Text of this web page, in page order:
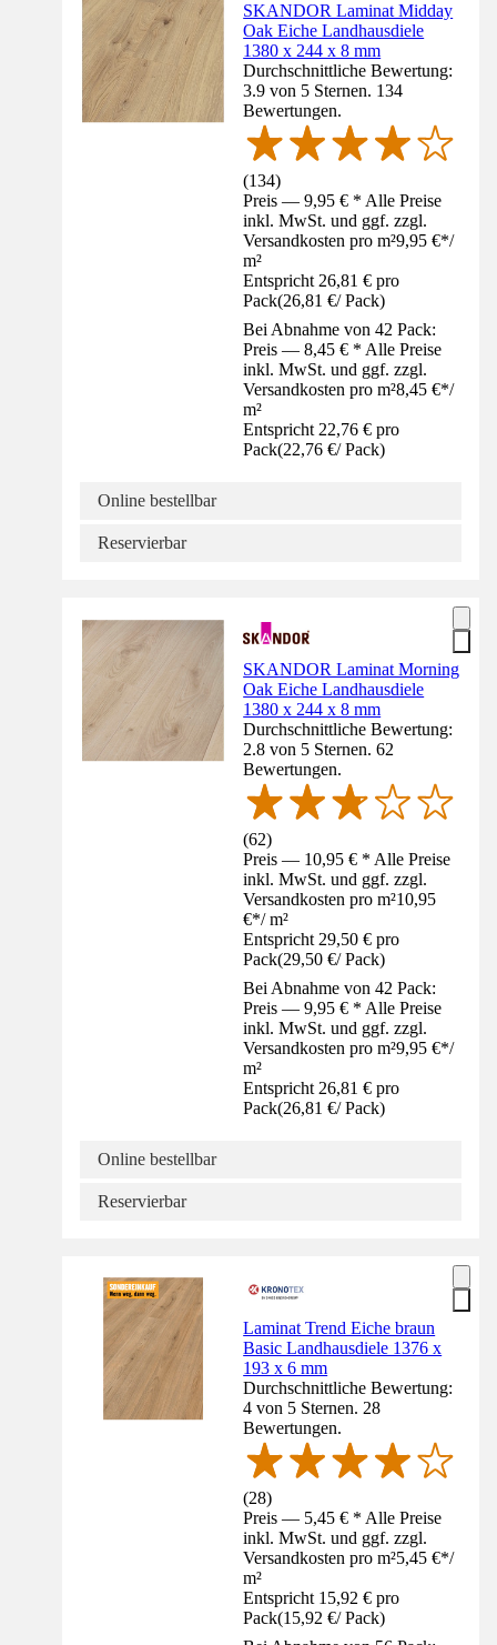
SKANDOR Laminat Midday
Oak Eiche Landhausdiele
1380 x 244 x 8 mm
Durchschnittliche Bewertung:
3.9 von 5 Sternen. 134
Bewertungen.
(134)
Preis — 9,95 € * Alle Preise
inkl. MwSt. und ggf. zzgl.
Versandkosten pro m²9,95 €*/
m²
Entspricht 26,81 € pro
Pack(26,81 €/ Pack)
Bei Abnahme von 42 Pack:
Preis — 8,45 € * Alle Preise
inkl. MwSt. und ggf. zzgl.
Versandkosten pro m²8,45 €*/
m²
Entspricht 22,76 € pro
Pack(22,76 €/ Pack)
Online bestellbar
Reservierbar
SKANDOR Laminat Morning
Oak Eiche Landhausdiele
1380 x 244 x 8 mm
Durchschnittliche Bewertung:
2.8 von 5 Sternen. 62
Bewertungen.
(62)
Preis — 10,95 € * Alle Preise
inkl. MwSt. und ggf. zzgl.
Versandkosten pro m²10,95
€*/ m²
Entspricht 29,50 € pro
Pack(29,50 €/ Pack)
Bei Abnahme von 42 Pack:
Preis — 9,95 € * Alle Preise
inkl. MwSt. und ggf. zzgl.
Versandkosten pro m²9,95 €*/
m²
Entspricht 26,81 € pro
Pack(26,81 €/ Pack)
Online bestellbar
Reservierbar
Laminat Trend Eiche braun
Basic Landhausdiele 1376 x
193 x 6 mm
Durchschnittliche Bewertung:
4 von 5 Sternen. 28
Bewertungen.
(28)
Preis — 5,45 € * Alle Preise
inkl. MwSt. und ggf. zzgl.
Versandkosten pro m²5,45 €*/
m²
Entspricht 15,92 € pro
Pack(15,92 €/ Pack)